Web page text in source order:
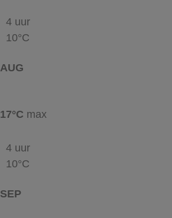
4 uur
10°C
AUG
17°C max
4 uur
10°C
SEP